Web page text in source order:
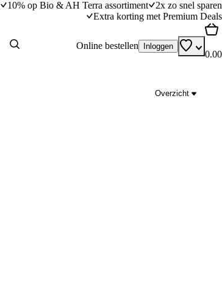
10% op Bio & AH Terra assortiment
2x zo snel sparen
Extra korting met Premium Deals
Online bestellen Inloggen
0.00
Overzicht